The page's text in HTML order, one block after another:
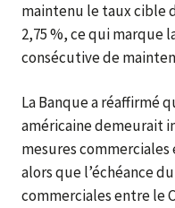
maintenu le taux cible
2,75 %, ce qui marque
consécutive de
La Banque a réaffirmé
américaine demeurait
mesures
alors que l’échéance du
commerciales entre le